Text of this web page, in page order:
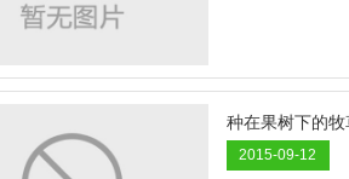
种在果树下的
2015-09-12